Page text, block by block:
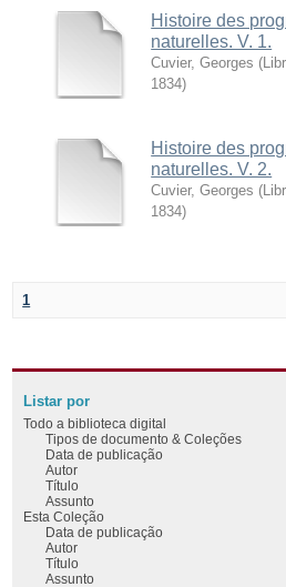
Histoire des
naturelles. V. 1.
Cuvier, Georges (
1834)
Histoire des
naturelles. V. 2.
Cuvier, Georges (
1834)
1
Listar por
Todo a biblioteca digital
Tipos de documento & Coleções
Data de publicação
Autor
Título
Assunto
Esta Coleção
Data de publicação
Autor
Título
Assunto